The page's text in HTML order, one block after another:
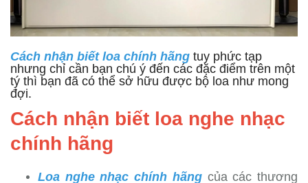
Cách nhận biết loa chính hãng tuy phức tạp
nhưng chỉ cần bạn chú ý đến các đặc điểm trên một
tý thì bạn đã có thể sở hữu được bộ loa như mong
đợi.
Cách nhận biết loa nghe nhạc
chính hãng
Loa nghe nhạc chính hãngcủa các thương